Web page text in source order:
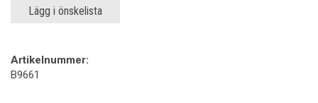
Lägg i önskelista
Artikelnummer:
B9661